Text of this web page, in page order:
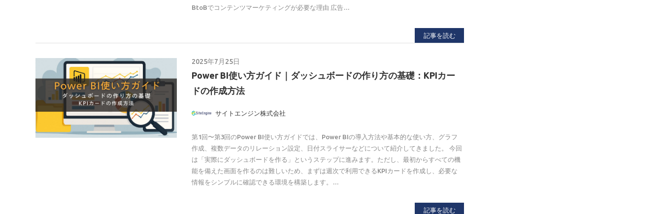
BtoBでコンテンツマーケティングが必要な理由 広告…
記事を読む
2025年7月25日
Power BI使い方ガイド｜ダッシュボードの作り方の基礎：KPIカー
ドの作成方法
サイトエンジン株式会社
第1回〜第3回のPower BI使い方ガイドでは、Power BIの導入方法や基本的な使い方、グラフ
作成、複数データのリレーション設定、日付スライサーなどについて紹介してきました。 今回
は「実際にダッシュボードを作る」というステップに進みます。ただし、最初からすべての機
能を備えた画面を作るのは難しいため、まずは週次で利用できるKPIカードを作成し、必要な
情報をシンプルに確認できる環境を構築します。…
記事を読む